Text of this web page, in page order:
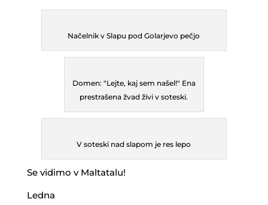
Načelnik v Slapu pod Golarjevo pečjo
Domen: "Lejte, kaj sem našel!" Ena
prestrašena žvad živi v soteski.
V soteski nad slapom je res lepo
Se vidimo v Maltatalu!
Ledna